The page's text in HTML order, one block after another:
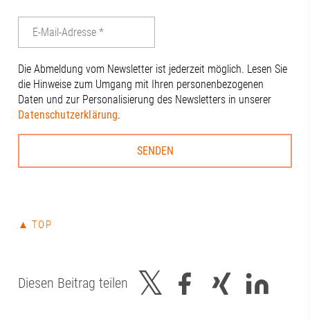
Die Abmeldung vom Newsletter ist jederzeit möglich. Lesen Sie
die Hinweise zum Umgang mit Ihren personenbezogenen
Daten und zur Personalisierung des Newsletters in unserer
Datenschutzerklärung.
▲ TOP
Diesen Beitrag teilen